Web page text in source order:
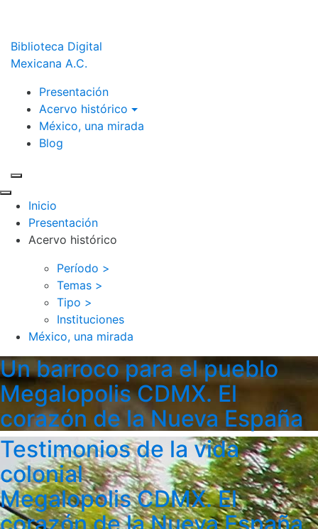
Biblioteca Digital
Mexicana A.C.
Presentación
Acervo histórico
México, una mirada
Blog
Inicio
Presentación
Acervo histórico
Período >
Temas >
Tipo >
Instituciones
México, una mirada
Un barroco para el pueblo
Megalopolis CDMX. El
corazón de la Nueva España
Testimonios de la vida
colonial
Megalopolis CDMX. El